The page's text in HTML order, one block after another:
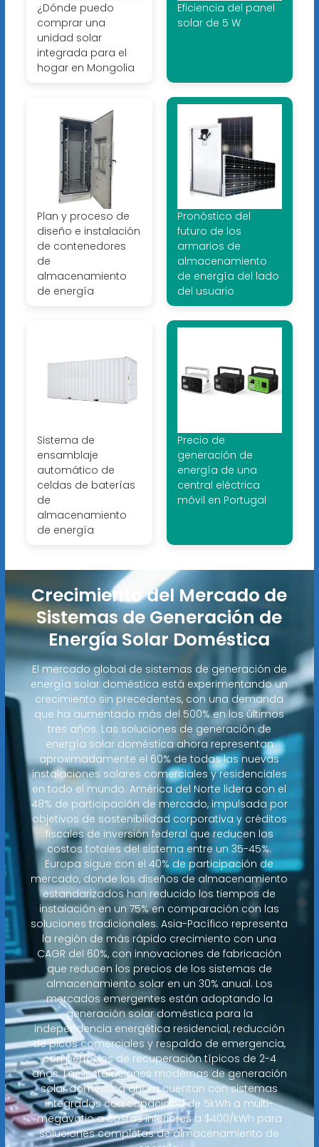
¿Dónde puedo
comprar una
unidad solar
integrada para el
hogar en Mongolia
Eficiencia del panel
solar de 5 W
Plan y proceso de
diseño e instalación
de contenedores
de
almacenamiento
de energía
Pronóstico del
futuro de los
armarios de
almacenamiento
de energía del lado
del usuario
Sistema de
ensamblaje
automático de
celdas de baterías
de
almacenamiento
de energía
Precio de
generación de
energía de una
central eléctrica
móvil en Portugal
Crecimiento del Mercado de
Sistemas de Generación de
Energía Solar Doméstica
El mercado global de sistemas de generación de
energía solar doméstica está experimentando un
crecimiento sin precedentes, con una demanda
que ha aumentado más del 500% en los últimos
tres años. Las soluciones de generación de
energía solar doméstica ahora representan
aproximadamente el 60% de todas las nuevas
instalaciones solares comerciales y residenciales
en todo el mundo. América del Norte lidera con el
48% de participación de mercado, impulsada por
objetivos de sostenibilidad corporativa y créditos
fiscales de inversión federal que reducen los
costos totales del sistema entre un 35-45%.
Europa sigue con el 40% de participación de
mercado, donde los diseños de almacenamiento
estandarizados han reducido los tiempos de
instalación en un 75% en comparación con las
soluciones tradicionales. Asia-Pacífico representa
la región de más rápido crecimiento con una
CAGR del 60%, con innovaciones de fabricación
que reducen los precios de los sistemas de
almacenamiento solar en un 30% anual. Los
mercados emergentes están adoptando la
generación solar doméstica para la
independencia energética residencial, reducción
de picos comerciales y respaldo de emergencia,
con períodos de recuperación típicos de 2-4
años. Las instalaciones modernas de generación
solar doméstica ahora cuentan con sistemas
integrados con capacidad de 5kWh a multi-
megavatio a costos inferiores a $400/kWh para
soluciones completas de almacenamiento de